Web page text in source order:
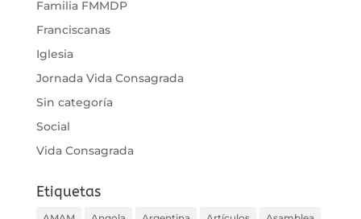
Familia FMMDP
Franciscanas
Iglesia
Jornada Vida Consagrada
Sin categoría
Social
Vida Consagrada
Etiquetas